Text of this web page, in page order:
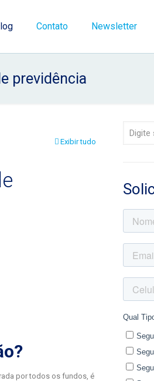
Contato Newsletter
previdência
Exibir tudo
por todos os fundos, é